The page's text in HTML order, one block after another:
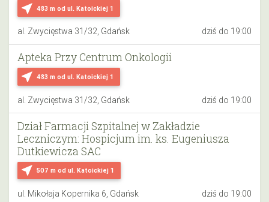
near_me 483 m od ul. Katoickiej 1
al. Zwycięstwa 31/32, Gdańsk dziś do 19:00
near_me 483 m od ul. Katoickiej 1
Apteka Przy Centrum Onkologii
al. Zwycięstwa 31/32, Gdańsk dziś do 19:00
near_me 507 m od ul. Katoickiej 1
Dział Farmacji Szpitalnej w Zakładzie
Leczniczym: Hospicjum im. ks. Eugeniusza
Dutkiewicza SAC
ul. Mikołaja Kopernika 6, Gdańsk dziś do 19:00